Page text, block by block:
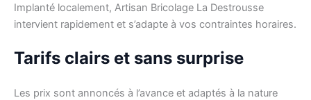
Implanté localement, Artisan Bricolage La Destrousse
intervient rapidement et s’adapte à vos contraintes horaires.
Tarifs clairs et sans surprise
Les prix sont annoncés à l’avance et adaptés à la nature